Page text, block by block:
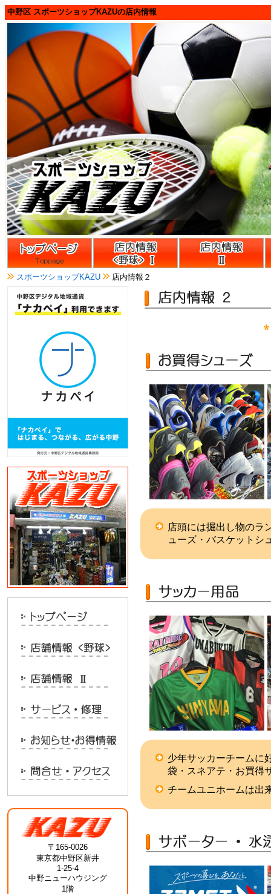
中野区 スポーツショップKAZUの店内情報
スポーツショップKAZU 店内情報２
〒165-0026
東京都中野区新井
1-25-4
中野ニューハウジング
1階
店頭には掘出し物のラ
ューズ・バスケットシ
少年サッカーチームに
袋・スネアテ・お買得
チームユニホームは出